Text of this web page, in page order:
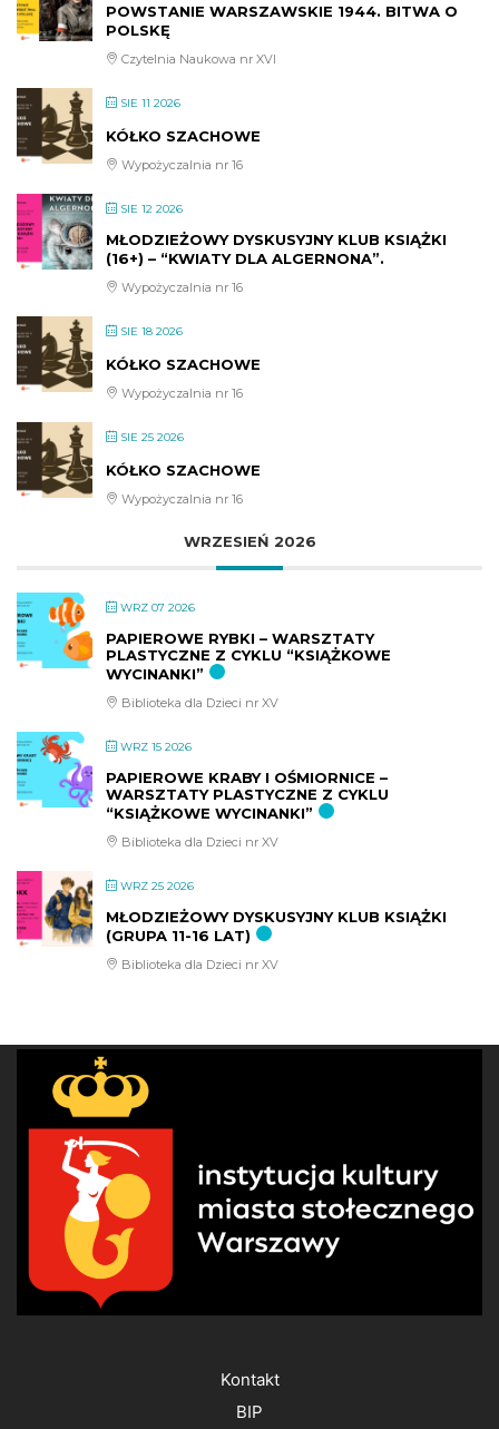
POWSTANIE WARSZAWSKIE 1944. BITWA O
POLSKĘ
Czytelnia Naukowa nr XVI
SIE 11 2026
KÓŁKO SZACHOWE
Wypożyczalnia nr 16
SIE 12 2026
MŁODZIEŻOWY DYSKUSYJNY KLUB KSIĄŻKI
(16+) – “KWIATY DLA ALGERNONA”.
Wypożyczalnia nr 16
SIE 18 2026
KÓŁKO SZACHOWE
Wypożyczalnia nr 16
SIE 25 2026
KÓŁKO SZACHOWE
Wypożyczalnia nr 16
WRZESIEŃ 2026
WRZ 07 2026
PAPIEROWE RYBKI – WARSZTATY
PLASTYCZNE Z CYKLU “KSIĄŻKOWE
WYCINANKI”
Biblioteka dla Dzieci nr XV
WRZ 15 2026
PAPIEROWE KRABY I OŚMIORNICE –
WARSZTATY PLASTYCZNE Z CYKLU
“KSIĄŻKOWE WYCINANKI”
Biblioteka dla Dzieci nr XV
WRZ 25 2026
MŁODZIEŻOWY DYSKUSYJNY KLUB KSIĄŻKI
(GRUPA 11-16 LAT)
Biblioteka dla Dzieci nr XV
Kontakt
BIP